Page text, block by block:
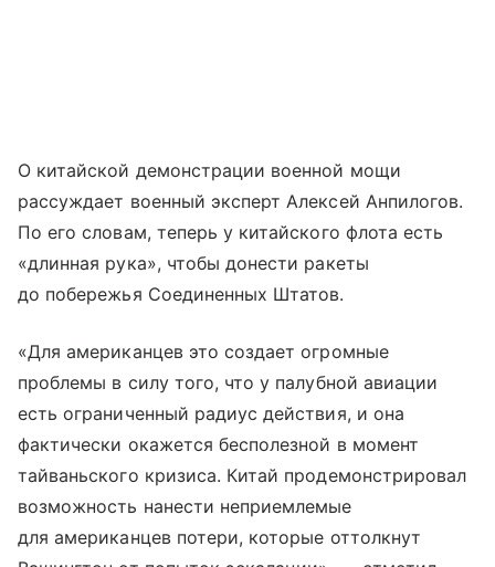
О китайской демонстрации военной мощи
рассуждает военный эксперт Алексей Анпилогов.
По его словам, теперь у китайского флота есть
«длинная рука», чтобы донести ракеты
до побережья Соединенных Штатов.
«Для американцев это создает огромные
проблемы в силу того, что у палубной авиации
есть ограниченный радиус действия, и она
фактически окажется бесполезной в момент
тайваньского кризиса. Китай продемонстрировал
возможность нанести неприемлемые
для американцев потери, которые оттолкнут